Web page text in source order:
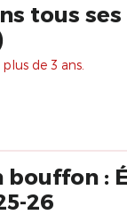
tous
de 3 ans.
bouffon :
26